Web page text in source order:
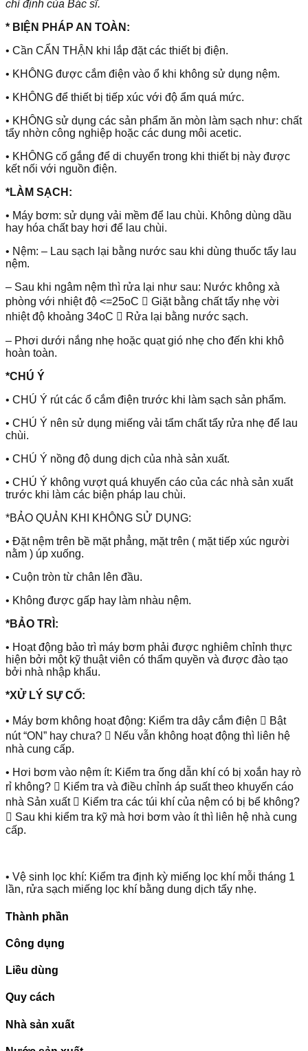
chỉ định của Bác sĩ.
* BIỆN PHÁP AN TOÀN:
• Cần CẨN THẬN khi lắp đặt các thiết bị điện.
• KHÔNG được cắm điện vào ổ khi không sử dụng nệm.
• KHÔNG để thiết bị tiếp xúc với độ ẩm quá mức.
• KHÔNG sử dụng các sản phẩm ăn mòn làm sạch như: chất
tẩy nhờn công nghiệp hoặc các dung môi acetic.
• KHÔNG cố gắng để di chuyển trong khi thiết bị này được
kết nối với nguồn điện.
*LÀM SẠCH:
• Máy bơm: sử dụng vải mềm để lau chùi. Không dùng dầu
hay hóa chất bay hơi để lau chùi.
• Nệm: – Lau sạch lại bằng nước sau khi dùng thuốc tẩy lau
nệm.
– Sau khi ngâm nệm thì rửa lại như sau: Nước không xà
phòng với nhiệt độ <=25oC  Giặt bằng chất tẩy nhẹ vời
nhiệt độ khoảng 34oC  Rửa lại bằng nước sạch.
– Phơi dưới nắng nhẹ hoặc quạt gió nhẹ cho đến khi khô
hoàn toàn.
*CHÚ Ý
• CHÚ Ý rút các ổ cắm điện trước khi làm sạch sản phẩm.
• CHÚ Ý nên sử dụng miếng vải tẩm chất tẩy rửa nhẹ để lau
chùi.
• CHÚ Ý nồng độ dung dịch của nhà sản xuất.
• CHÚ Ý không vượt quá khuyến cáo của các nhà sản xuất
trước khi làm các biện pháp lau chùi.
*BẢO QUẢN KHI KHÔNG SỬ DỤNG:
• Đặt nệm trên bề mặt phẳng, mặt trên ( mặt tiếp xúc người
nằm ) úp xuống.
• Cuộn tròn từ chân lên đầu.
• Không được gấp hay làm nhàu nệm.
*BẢO TRÌ:
• Hoạt động bảo trì máy bơm phải được nghiêm chỉnh thực
hiện bởi một kỹ thuật viên có thẩm quyền và được đào tạo
bởi nhà nhập khẩu.
*XỬ LÝ SỰ CỐ:
• Máy bơm không hoạt động: Kiểm tra dây cắm điện  Bật
nút “ON” hay chưa?  Nếu vẫn không hoạt động thì liên hệ
nhà cung cấp.
• Hơi bơm vào nệm ít: Kiểm tra ống dẫn khí có bị xoắn hay rò
rỉ không?  Kiểm tra và điều chỉnh áp suất theo khuyến cáo
nhà Sản xuất  Kiểm tra các túi khí của nệm có bị bể không?
 Sau khi kiểm tra kỹ mà hơi bơm vào ít thì liên hệ nhà cung
cấp.
• Vệ sinh lọc khí: Kiểm tra định kỳ miếng lọc khí mỗi tháng 1
lần, rửa sạch miếng lọc khí bằng dung dịch tẩy nhẹ.
Thành phần
Công dụng
Liều dùng
Quy cách
Nhà sản xuất